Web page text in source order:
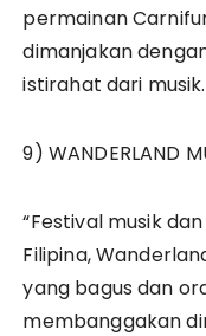
permainan
dimanjakan
istirahat dari musik.
9) WANDERLAND
“Festival musik
Filipina,
yang bagus dan
membanggakan